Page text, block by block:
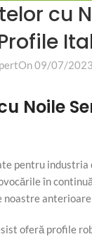
cu
On 09/07/2023
Noile
pentru
în
noastre
oferă profile